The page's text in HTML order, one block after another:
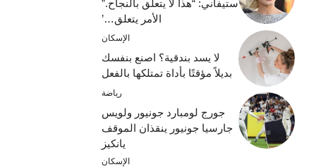
ستيفاني: “هذا لا يتعلق بالنجاح.”
الأمر يتعلق…’
الإسكان
لا يسد بندقية؟ اصنع بنفسك
بديلاً مؤقتًا بأداة تمتلكها بالفعل
رياضة
جورج لومبارد جونيور ولويس
جارسيا جونيور ينقذان الموقف
يانكيز
الإسكان